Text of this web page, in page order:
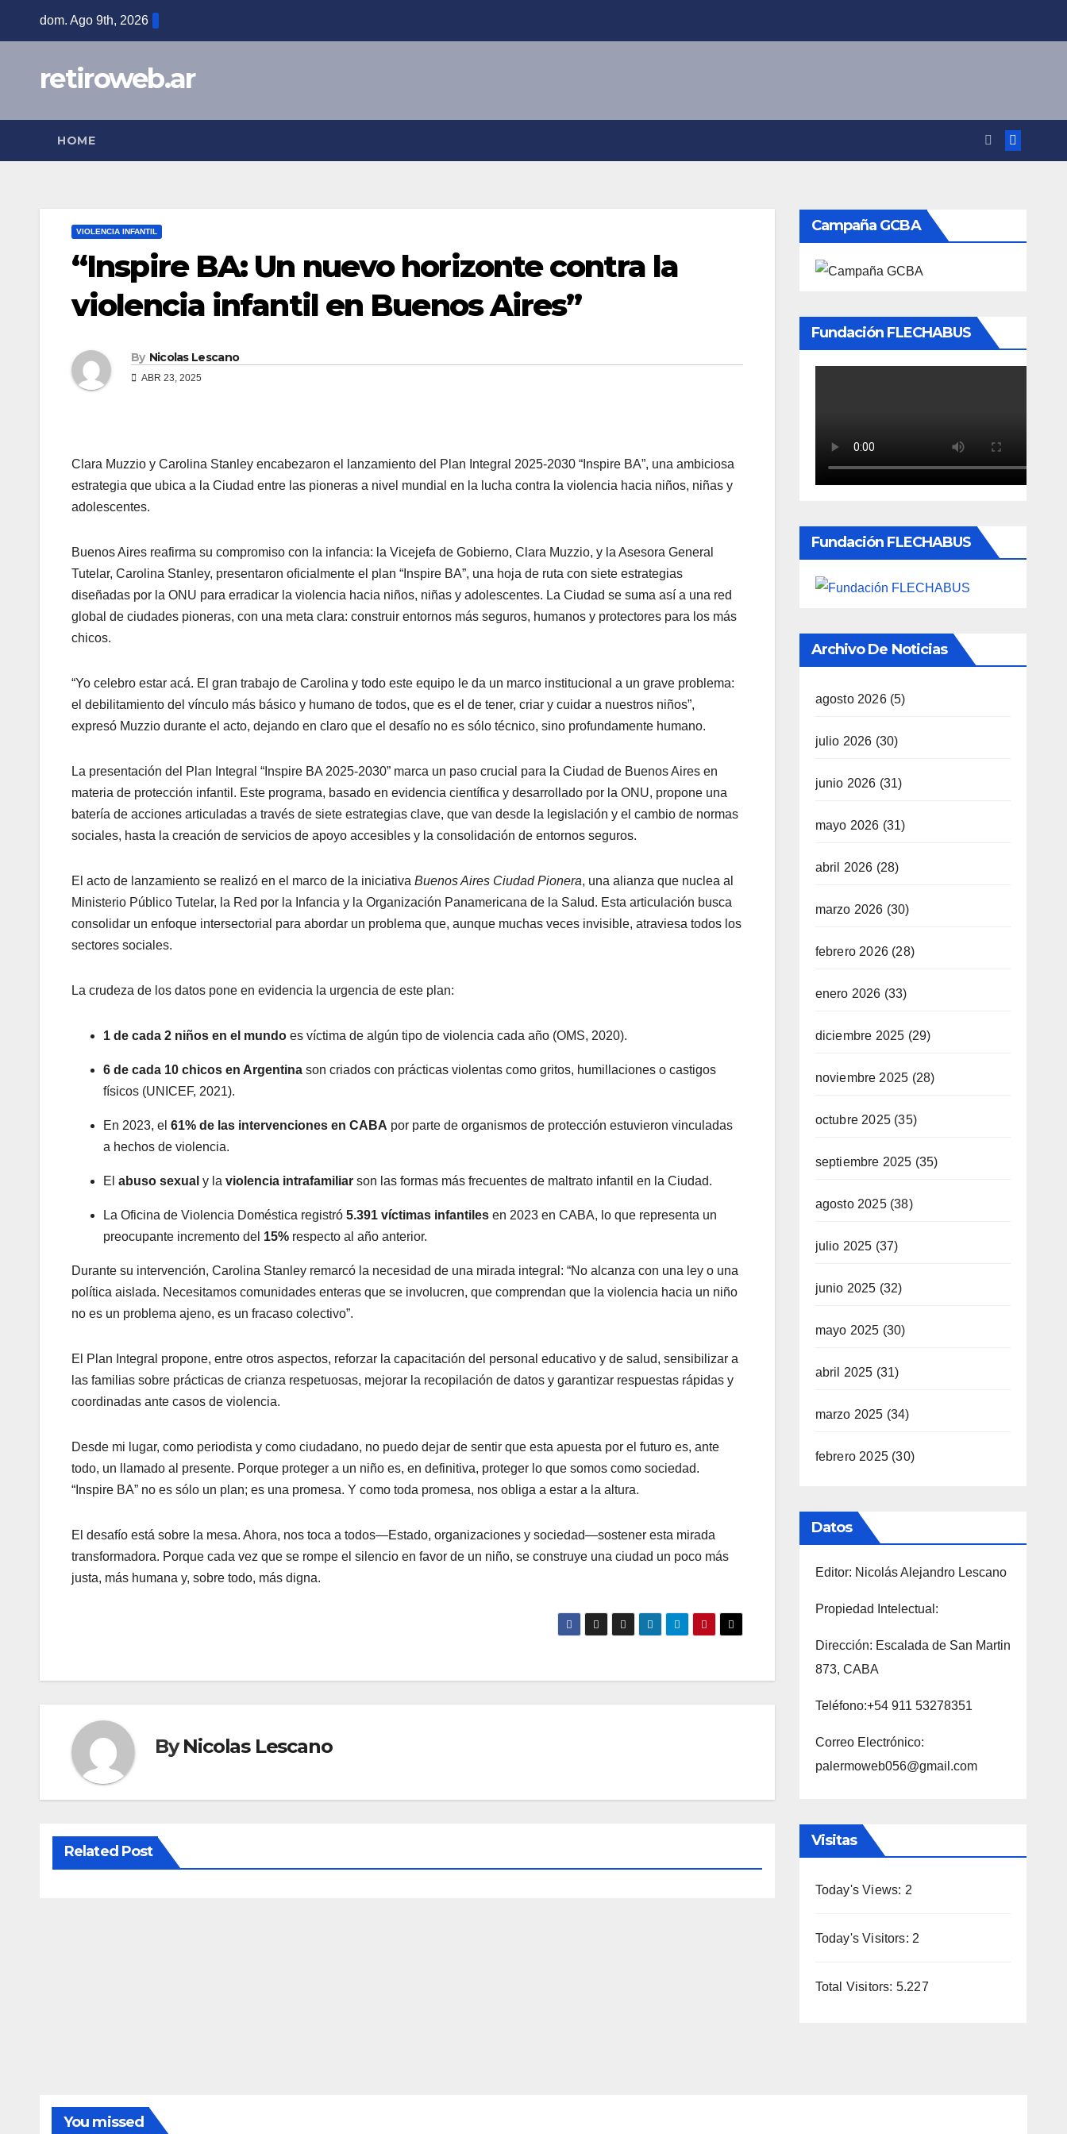
dom. Ago 9th, 2026
retiroweb.ar
HOME
VIOLENCIA INFANTIL
“Inspire BA: Un nuevo horizonte contra la
violencia infantil en Buenos Aires”
By Nicolas Lescano
ABR 23, 2025
Clara Muzzio y Carolina Stanley encabezaron el lanzamiento del Plan Integral 2025-2030 “Inspire BA”, una ambiciosa
estrategia que ubica a la Ciudad entre las pioneras a nivel mundial en la lucha contra la violencia hacia niños, niñas y
adolescentes.
Buenos Aires reafirma su compromiso con la infancia: la Vicejefa de Gobierno, Clara Muzzio, y la Asesora General
Tutelar, Carolina Stanley, presentaron oficialmente el plan “Inspire BA”, una hoja de ruta con siete estrategias
diseñadas por la ONU para erradicar la violencia hacia niños, niñas y adolescentes. La Ciudad se suma así a una red
global de ciudades pioneras, con una meta clara: construir entornos más seguros, humanos y protectores para los más
chicos.
“Yo celebro estar acá. El gran trabajo de Carolina y todo este equipo le da un marco institucional a un grave problema:
el debilitamiento del vínculo más básico y humano de todos, que es el de tener, criar y cuidar a nuestros niños”,
expresó Muzzio durante el acto, dejando en claro que el desafío no es sólo técnico, sino profundamente humano.
La presentación del Plan Integral “Inspire BA 2025-2030” marca un paso crucial para la Ciudad de Buenos Aires en
materia de protección infantil. Este programa, basado en evidencia científica y desarrollado por la ONU, propone una
batería de acciones articuladas a través de siete estrategias clave, que van desde la legislación y el cambio de normas
sociales, hasta la creación de servicios de apoyo accesibles y la consolidación de entornos seguros.
El acto de lanzamiento se realizó en el marco de la iniciativa Buenos Aires Ciudad Pionera, una alianza que nuclea al
Ministerio Público Tutelar, la Red por la Infancia y la Organización Panamericana de la Salud. Esta articulación busca
consolidar un enfoque intersectorial para abordar un problema que, aunque muchas veces invisible, atraviesa todos los
sectores sociales.
La crudeza de los datos pone en evidencia la urgencia de este plan:
1 de cada 2 niños en el mundo es víctima de algún tipo de violencia cada año (OMS, 2020).
6 de cada 10 chicos en Argentina son criados con prácticas violentas como gritos, humillaciones o castigos
físicos (UNICEF, 2021).
En 2023, el 61% de las intervenciones en CABA por parte de organismos de protección estuvieron vinculadas
a hechos de violencia.
El abuso sexual y la violencia intrafamiliar son las formas más frecuentes de maltrato infantil en la Ciudad.
La Oficina de Violencia Doméstica registró 5.391 víctimas infantiles en 2023 en CABA, lo que representa un
preocupante incremento del 15% respecto al año anterior.
Durante su intervención, Carolina Stanley remarcó la necesidad de una mirada integral: “No alcanza con una ley o una
política aislada. Necesitamos comunidades enteras que se involucren, que comprendan que la violencia hacia un niño
no es un problema ajeno, es un fracaso colectivo”.
El Plan Integral propone, entre otros aspectos, reforzar la capacitación del personal educativo y de salud, sensibilizar a
las familias sobre prácticas de crianza respetuosas, mejorar la recopilación de datos y garantizar respuestas rápidas y
coordinadas ante casos de violencia.
Desde mi lugar, como periodista y como ciudadano, no puedo dejar de sentir que esta apuesta por el futuro es, ante
todo, un llamado al presente. Porque proteger a un niño es, en definitiva, proteger lo que somos como sociedad.
“Inspire BA” no es sólo un plan; es una promesa. Y como toda promesa, nos obliga a estar a la altura.
El desafío está sobre la mesa. Ahora, nos toca a todos—Estado, organizaciones y sociedad—sostener esta mirada
transformadora. Porque cada vez que se rompe el silencio en favor de un niño, se construye una ciudad un poco más
justa, más humana y, sobre todo, más digna.
ByNicolas Lescano
Related Post
Campaña GCBA
Fundación FLECHABUS
Fundación FLECHABUS
Archivo De Noticias
agosto 2026(5)
julio 2026 (30)
junio 2026 (31)
mayo 2026 (31)
abril 2026 (28)
marzo 2026 (30)
febrero 2026(28)
enero 2026 (33)
diciembre 2025 (29)
noviembre 2025 (28)
octubre 2025(35)
septiembre 2025 (35)
agosto 2025(38)
julio 2025 (37)
junio 2025 (32)
mayo 2025 (30)
abril 2025 (31)
marzo 2025 (34)
febrero 2025(30)
Datos
Editor: Nicolás Alejandro Lescano
Propiedad Intelectual:
Dirección: Escalada de San Martin
873, CABA
Teléfono:+54 911 53278351
Correo Electrónico:
palermoweb056@gmail.com
Visitas
Today's Views: 2
Today's Visitors: 2
Total Visitors: 5.227
You missed